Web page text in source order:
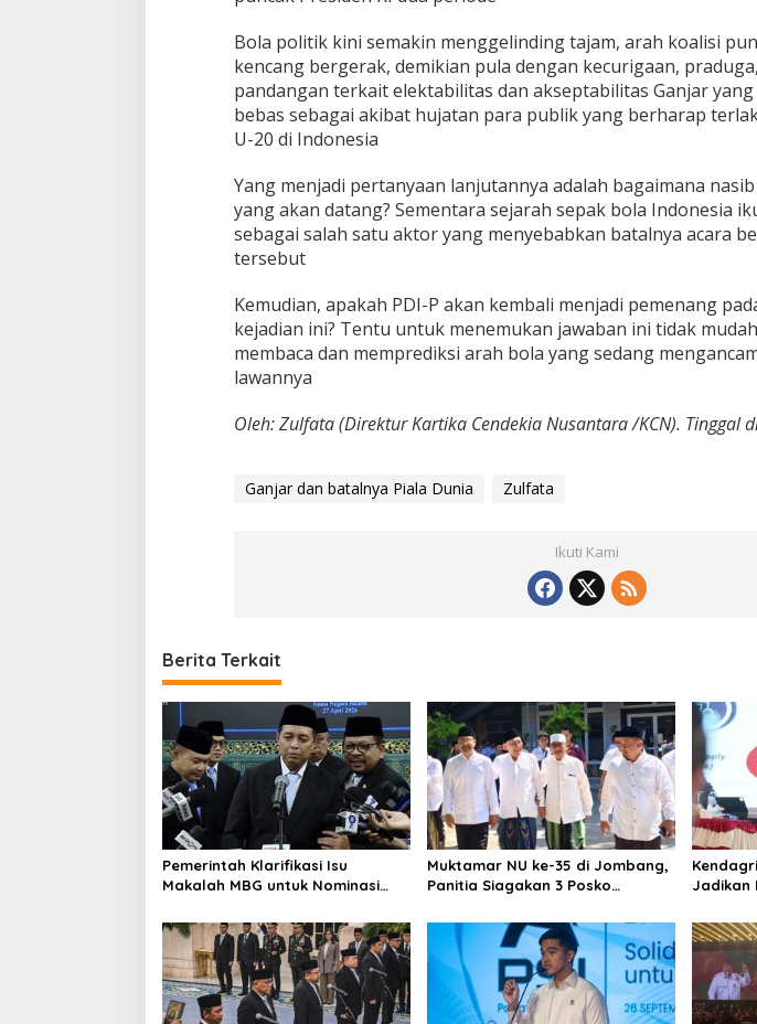
Bola politik kini semakin menggelinding tajam, arah koalisi
kencang bergerak, demikian pula dengan kecurigaan,
pandangan terkait elektabilitas dan akseptabilitas Ganjar
bebas sebagai akibat hujatan para publik yang berharap
U-20 di Indonesia
Yang menjadi pertanyaan lanjutannya adalah bagaimana
yang akan datang? Sementara sejarah sepak bola Indonesia
sebagai salah satu aktor yang menyebabkan batalnya acara
tersebut
Kemudian, apakah PDI-P akan kembali menjadi pemenang
kejadian ini? Tentu untuk menemukan jawaban ini tidak
membaca dan memprediksi arah bola yang sedang
lawannya
Oleh: Zulfata (Direktur Kartika Cendekia Nusantara /KCN). Tinggal
Ganjar dan batalnya Piala Dunia Zulfata
Ikuti Kami
Berita Terkait
Pemerintah Klarifikasi Isu
Makalah MBG untuk Nominasi
Muktamar NU ke-35 di Jombang,
Panitia Siagakan 3 Posko
Jadikan